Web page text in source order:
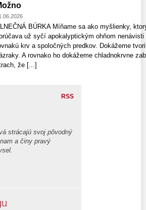
BÚRKA Míňame sa ako myšlienky,
už syčí apokalyptickým ohňom
krv a spoločných predkov. Dokážeme
A rovnako ho dokážeme chladnokrvne
že [...]
RSS
strácajú svoj pôvodný
a činy pravý